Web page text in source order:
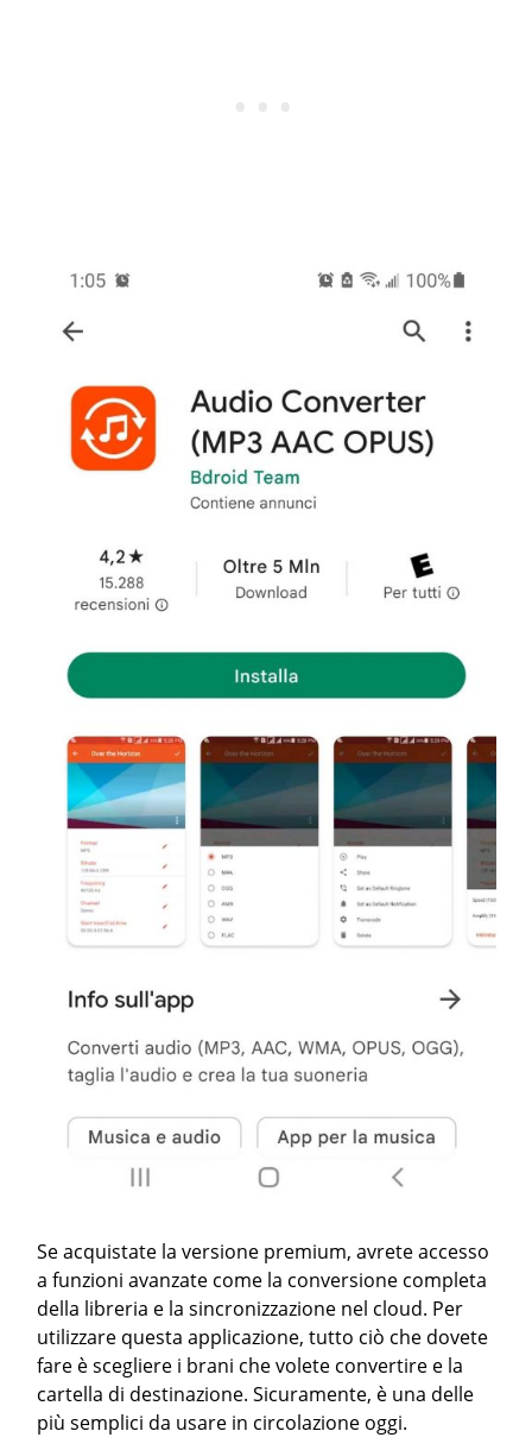
Se acquistate la versione premium, avrete accesso
a funzioni avanzate come la conversione completa
della libreria e la sincronizzazione nel cloud. Per
utilizzare questa applicazione, tutto ciò che dovete
fare è scegliere i brani che volete convertire e la
cartella di destinazione. Sicuramente, è una delle
più semplici da usare in circolazione oggi.